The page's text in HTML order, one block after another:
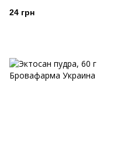
24 грн